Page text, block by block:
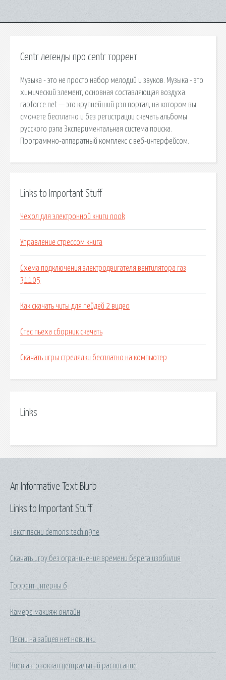
Centr легенды про centr торрент
Музыка - это не просто набор мелодий и звуков. Музыка - это
химический элемент, основная составляющая воздуха.
rapforce.net — это крупнейший рэп портал, на котором вы
сможете бесплатно и без регистрации скачать альбомы
русского рэпа Экспериментальная система поиска.
Программно-аппаратный комплекс с веб-интерфейсом.
Links to Important Stuff
Чехол для электронной книги nook
Управление стрессом книга
Схема подключения электродвигателя вентилятора газ
31105
Как скачать читы для пейдей 2 видео
Стас пьеха сборник скачать
Скачать игры стрелялки бесплатно на компьютер
Links
Links to Important Stuff
Текст песни demons tech n9ne
Скачать игру без ограничения времени берега изобилия
Торрент интерны 6
Камера макияж онлайн
Песни на зайцев нет новинки
Киев автовокзал центральный расписание
An Informative Text Blurb